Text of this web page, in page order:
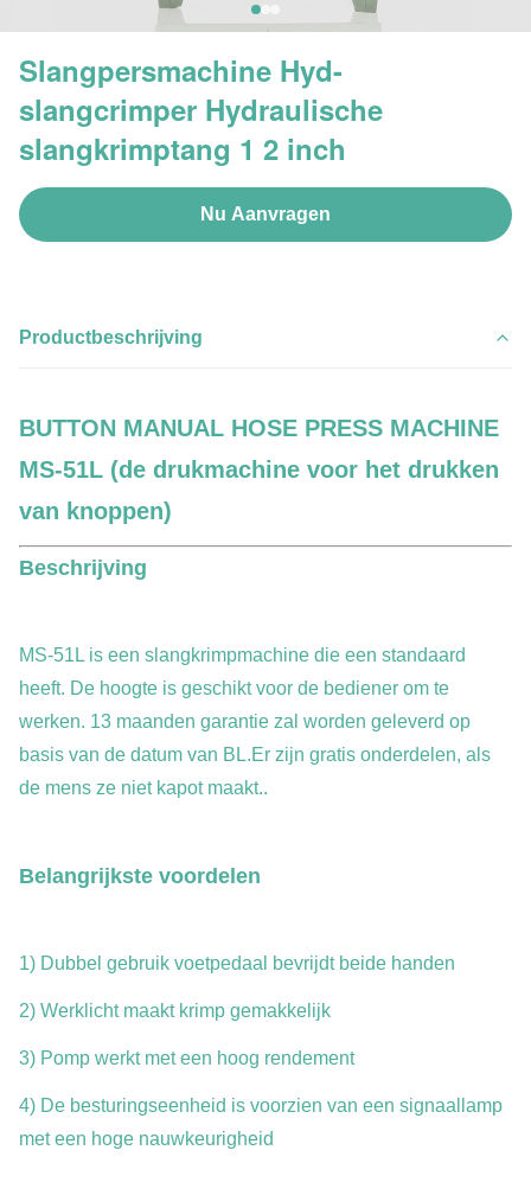
Slangpersmachine Hyd-
slangcrimper Hydraulische
slangkrimptang 1 2 inch
Nu Aanvragen
Productbeschrijving
BUTTON MANUAL HOSE PRESS MACHINE
MS-51L (de drukmachine voor het drukken
van knoppen)
Beschrijving
MS-51L is een slangkrimpmachine die een standaard
heeft. De hoogte is geschikt voor de bediener om te
werken. 13 maanden garantie zal worden geleverd op
basis van de datum van BL.Er zijn gratis onderdelen, als
de mens ze niet kapot maakt..
Belangrijkste voordelen
1) Dubbel gebruik voetpedaal bevrijdt beide handen
2) Werklicht maakt krimp gemakkelijk
3) Pomp werkt met een hoog rendement
4) De besturingseenheid is voorzien van een signaallamp
met een hoge nauwkeurigheid